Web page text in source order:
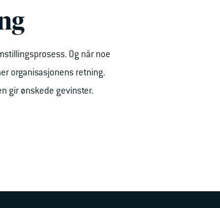
Og når noe
organisasjonens retning.
gir ønskede gevinster.